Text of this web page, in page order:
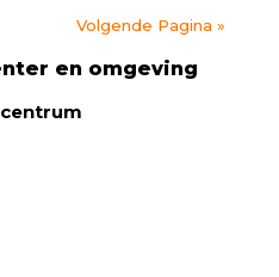
Volgende Pagina »
en omgeving